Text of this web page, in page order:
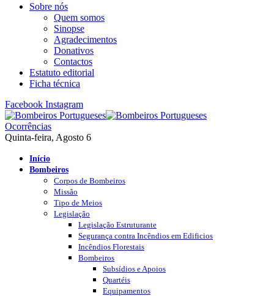
Sobre nós
Quem somos
Sinopse
Agradecimentos
Donativos
Contactos
Estatuto editorial
Ficha técnica
Facebook Instagram
Ocorrências
Quinta-feira, Agosto 6
Início
Bombeiros
Corpos de Bombeiros
Missão
Tipo de Meios
Legislação
Legislação Estruturante
Segurança contra Incêndios em Edificios
Incêndios Florestais
Bombeiros
Subsídios e Apoios
Quartéis
Equipamentos